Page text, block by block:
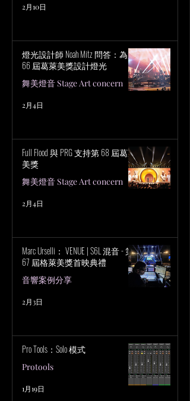
2月10日
燈光設計師 Noah Mitz 問答：為第
66 屆葛萊美獎設計燈光
舞美燈音 Stage Art concern
2月4日
Full Flood 與 PRG 支持第 68 屆葛萊
美獎
舞美燈音 Stage Art concern
2月4日
Marc Urselli： VENUE | S6L 混音 - 第
67 屆格萊美獎首映典禮
音響案例分享
2月3日
Pro Tools：Solo 模式
Protools
1月19日